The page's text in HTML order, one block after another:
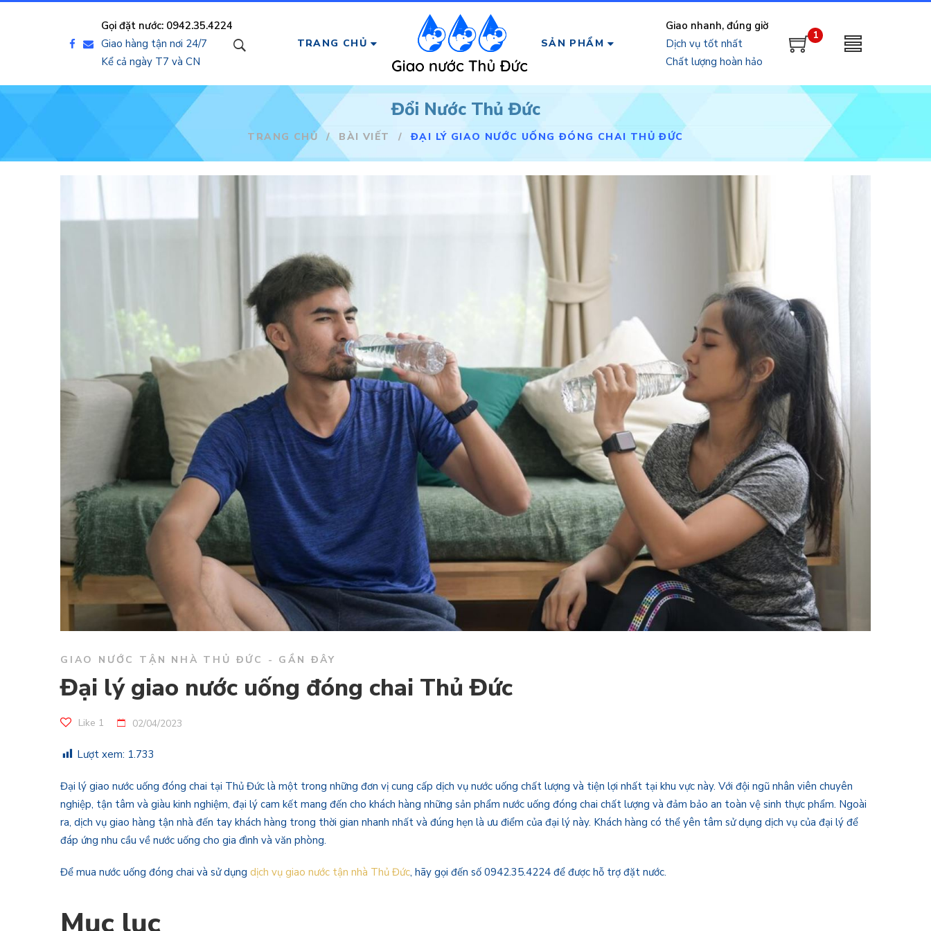
Gọi đặt nước: 0942.35.4224
Giao hàng tận nơi 24/7
Kể cả ngày T7 và CN
TRANG CHỦ SẢN PHẨM
Giao nhanh, đúng giờ
Dịch vụ tốt nhất
Chất lượng hoàn hảo
1
Đổi Nước Thủ Đức
TRANG CHỦ / BÀI VIẾT / ĐẠI LÝ GIAO NƯỚC UỐNG ĐÓNG CHAI THỦ ĐỨC
GIAO NƯỚC TẬN NHÀ THỦ ĐỨC - GẦN ĐÂY
Đại lý giao nước uống đóng chai Thủ Đức
Like 1 02/04/2023
Lượt xem: 1.733
Đại lý giao nước uống đóng chai tại Thủ Đức là một trong những đơn vị cung cấp dịch vụ nước uống chất lượng và tiện lợi nhất tại khu vực này. Với đội ngũ nhân viên chuyên
nghiệp, tận tâm và giàu kinh nghiệm, đại lý cam kết mang đến cho khách hàng những sản phẩm nước uống đóng chai chất lượng và đảm bảo an toàn vệ sinh thực phẩm. Ngoài
ra, dịch vụ giao hàng tận nhà đến tay khách hàng trong thời gian nhanh nhất và đúng hẹn là ưu điểm của đại lý này. Khách hàng có thể yên tâm sử dụng dịch vụ của đại lý để
đáp ứng nhu cầu về nước uống cho gia đình và văn phòng.
Để mua nước uống đóng chai và sử dụng dịch vụ giao nước tận nhà Thủ Đức, hãy gọi đến số 0942.35.4224 để được hỗ trợ đặt nước.
Mục lục